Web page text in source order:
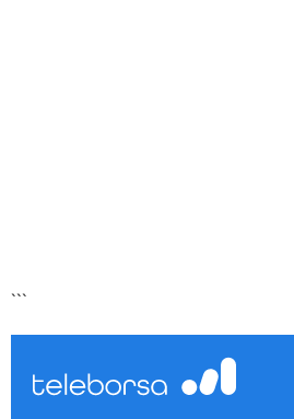
```